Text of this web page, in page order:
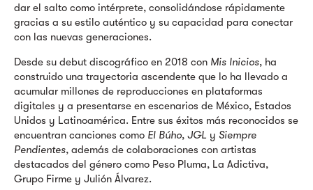
dar el salto como intérprete, consolidándose rápidamente
gracias a su estilo auténtico y su capacidad para conectar
con las nuevas generaciones.
Desde su debut discográfico en 2018 con Mis Inicios, ha
construido una trayectoria ascendente que lo ha llevado a
acumular millones de reproducciones en plataformas
digitales y a presentarse en escenarios de México, Estados
Unidos y Latinoamérica. Entre sus éxitos más reconocidos se
encuentran canciones como El Búho, JGL y Siempre
Pendientes, además de colaboraciones con artistas
destacados del género como Peso Pluma, La Adictiva,
Grupo Firme y Julión Álvarez.